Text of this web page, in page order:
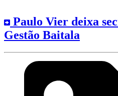
Paulo Vier deixa
Gestão Baitala